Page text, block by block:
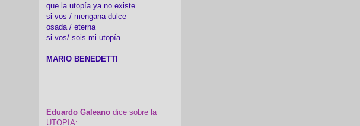
que la utopía ya no existe
si vos / mengana dulce
osada / eterna
si vos/ sois mi utopía.
MARIO BENEDETTI
Eduardo Galeano dice sobre la
UTOPIA: